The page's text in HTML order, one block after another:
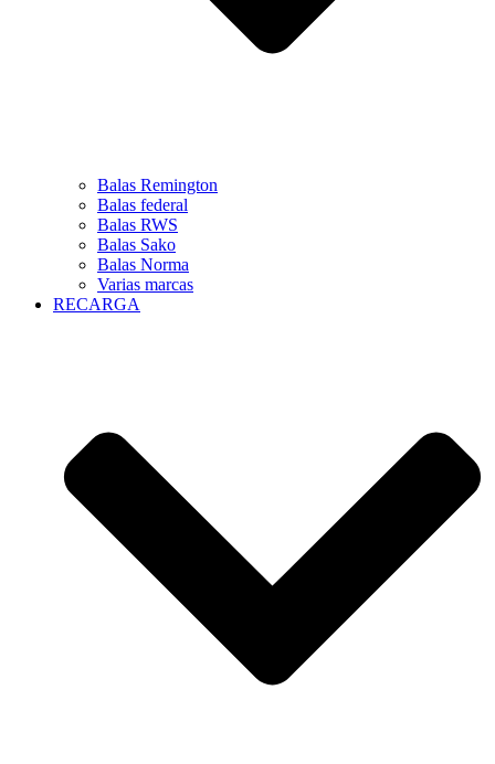
Balas Remington
Balas federal
Balas RWS
Balas Sako
Balas Norma
Varias marcas
RECARGA